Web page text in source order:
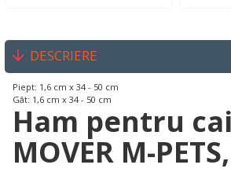
DESCRIERE
Piept: 1,6 cm x 34 - 50 cm
Gât: 1,6 cm x 34 - 50 cm
Ham pentru
MOVER M-